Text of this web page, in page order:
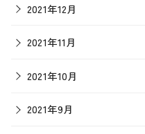
2021年12月
2021年11月
2021年10月
2021年9月